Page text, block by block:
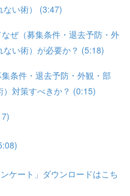
ない術） (3:47)
ぜ（募集条件・退去予防・外
い術）が必要か？ (5:18)
条件・退去予防・外観・部
対策すべきか？ (0:15)
ケート」ダウンロードはこち